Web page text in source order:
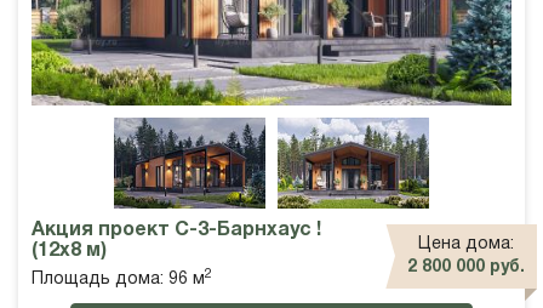
Акция проект С-3-Барнхаус !
(12х8 м)
Площадь дома: 96 м2
Цена дома:
2 800 000 руб.